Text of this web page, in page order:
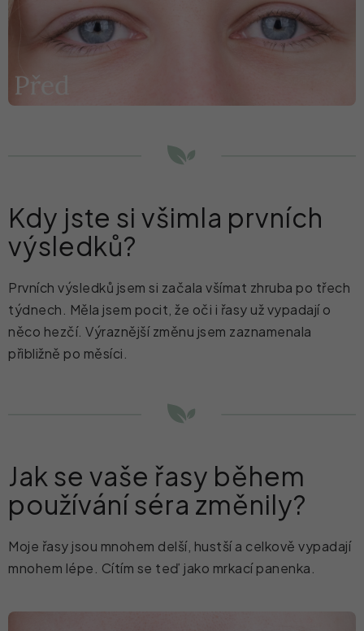
Kdy jste si všimla prvních
výsledků?
Prvních výsledků jsem si začala všímat zhruba po třech
týdnech. Měla jsem pocit, že oči i řasy už vypadají o
něco hezčí. Výraznější změnu jsem zaznamenala
přibližně po měsíci.
Jak se vaše řasy během
používání séra změnily?
Moje řasy jsou mnohem delší, hustší a celkově vypadají
mnohem lépe. Cítím se teď jako mrkací panenka.